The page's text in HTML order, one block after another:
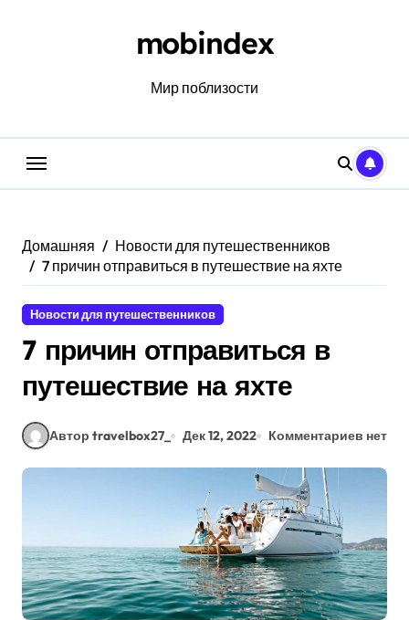
mobindex
Мир поблизости
Домашняя
Новости для путешественников
7 причин отправиться в путешествие на яхте
Новости для путешественников
7 причин отправиться в
путешествие на яхте
Автор travelbox27_ Дек 12, 2022 Комментариев нет